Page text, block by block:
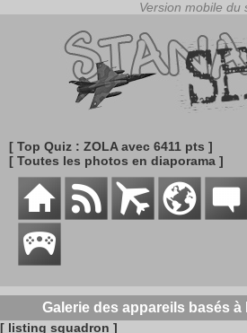
[ Top Quiz : ZOLA avec 6411 pts ]
[ Toutes les photos en diaporama ]
Galerie des appareils basés à
[ listing squadron ]